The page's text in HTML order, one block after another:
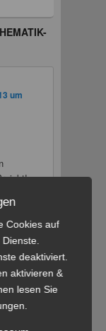
um
sollte
dies
und
Cookies auf
deaktiviert.
aktivieren &
lesen Sie